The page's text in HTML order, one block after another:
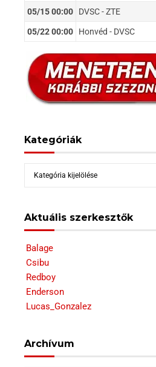
05/15 00:00 DVSC - ZTE
05/22 00:00 Honvéd - DVSC
Kategóriák
Kategóriák
Aktuális szerkesztők
Balage
Csibu
Redboy
Enderson
Lucas_Gonzalez
Archívum